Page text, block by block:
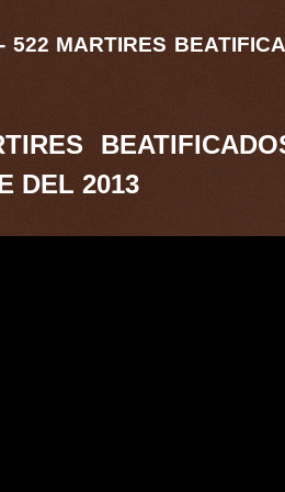
522 MARTIRES
DEL 2013